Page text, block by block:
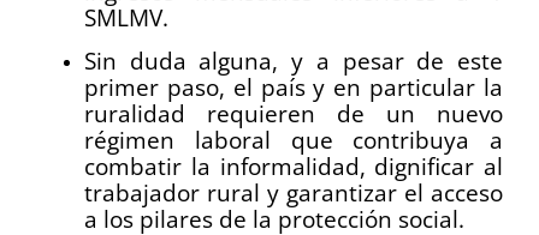
SMLMV.
Sin duda alguna, y a pesar de este
primer paso, el país y en particular la
ruralidad requieren de un nuevo
régimen laboral que contribuya a
combatir la informalidad, dignificar al
trabajador rural y garantizar el acceso
a los pilares de la protección social.